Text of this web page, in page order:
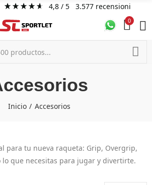
4,8/ 5 3.577 recensioni
0
Inicio Accesorios
para tu nueva raqueta: Grip, Overgrip,
lo que necesitas para jugar y divertirte.